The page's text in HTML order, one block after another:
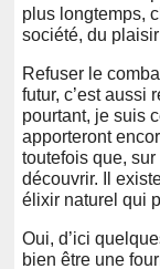
plus longtemps,
société, du
Refuser le
futur, c’est aussi
pourtant, je suis
apporteront
toutefois que,
découvrir. Il
élixir naturel qui
Oui, d’ici
bien être une